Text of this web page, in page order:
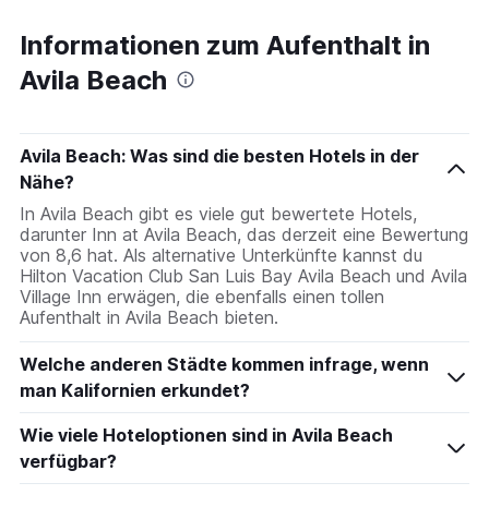
Informationen zum Aufenthalt in
Avila Beach
Avila Beach: Was sind die besten Hotels in der
Nähe?
In Avila Beach gibt es viele gut bewertete Hotels,
darunter Inn at Avila Beach, das derzeit eine Bewertung
von 8,6 hat. Als alternative Unterkünfte kannst du
Hilton Vacation Club San Luis Bay Avila Beach und Avila
Village Inn erwägen, die ebenfalls einen tollen
Aufenthalt in Avila Beach bieten.
Welche anderen Städte kommen infrage, wenn
man Kalifornien erkundet?
Wie viele Hoteloptionen sind in Avila Beach
verfügbar?